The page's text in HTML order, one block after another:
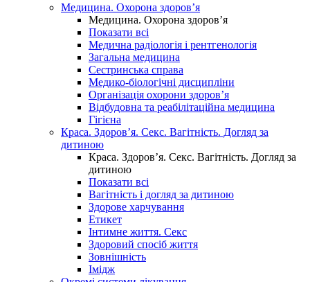
Медицина. Охорона здоров’я
Медицина. Охорона здоров’я
Показати всі
Медична радіологія і рентгенологія
Загальна медицина
Сестринська справа
Медико-біологічні дисципліни
Організація охорони здоров’я
Відбудовна та реабілітаційна медицина
Гігієна
Краса. Здоров’я. Секс. Вагітність. Догляд за
дитиною
Краса. Здоров’я. Секс. Вагітність. Догляд за
дитиною
Показати всі
Вагітність і догляд за дитиною
Здорове харчування
Етикет
Інтимне життя. Секс
Здоровий спосіб життя
Зовнішність
Імідж